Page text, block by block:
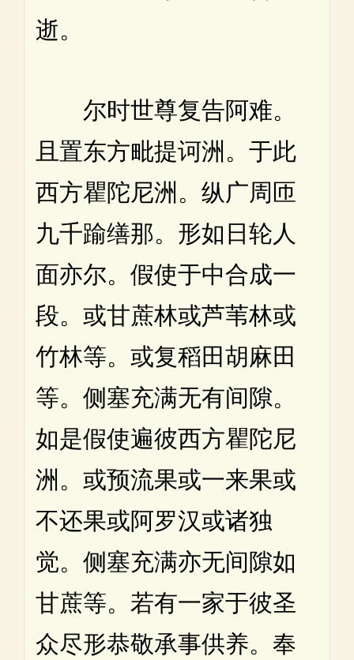
逝。
尔时世尊复告阿难。
且置东方毗提诃洲。于此
西方瞿陀尼洲。纵广周匝
九千踰缮那。形如日轮人
面亦尔。假使于中合成一
段。或甘蔗林或芦苇林或
竹林等。或复稻田胡麻田
等。侧塞充满无有间隙。
如是假使遍彼西方瞿陀尼
洲。或预流果或一来果或
不还果或阿罗汉或诸独
觉。侧塞充满亦无间隙如
甘蔗等。若有一家于彼圣
众尽形恭敬承事供养。奉